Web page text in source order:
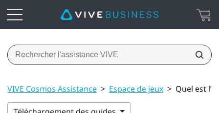
VIVE Cosmos Assistance > Espace de jeux > Quel est